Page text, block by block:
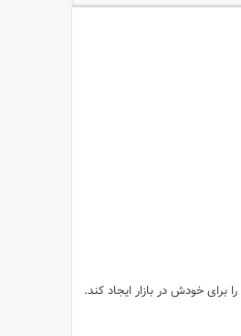
جایگاه خاصی را برای خودش در بازار ایجاد کند‏.‏